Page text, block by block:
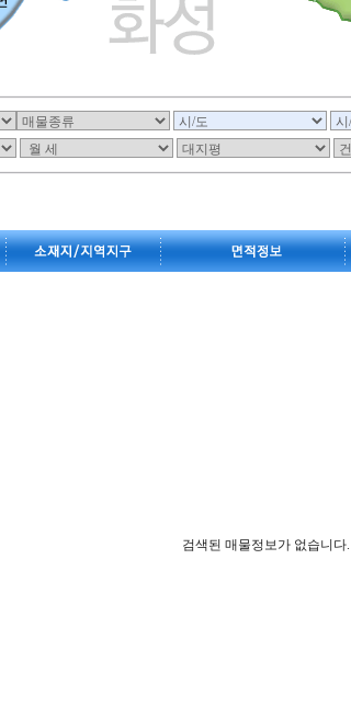
검색된 매물정보가 없습니다.